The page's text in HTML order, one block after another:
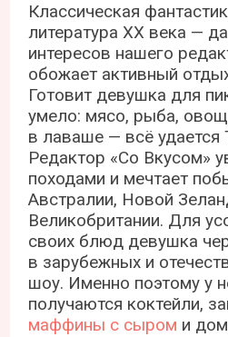
Классическая
литература ХХ века —
интересов нашего
обожает активный
Готовит девушка для
умело: мясо, рыба,
в лаваше — всё удается
Редактор «Со Вкусом»
походами и мечтает
Австралии, Новой
Великобритании. Для
своих блюд девушка
в зарубежных и
шоу. Именно поэтому у
получаются коктейли,
маффины с сыром и